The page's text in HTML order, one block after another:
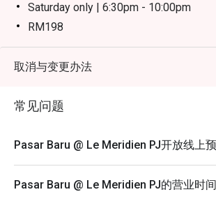
Saturday only | 6:30pm - 10:00pm
RM198
Weekend Dinner Buffet
Sunday only | 6:30pm - 10:00pm
Notes:
above) enjoy a 50% discount.
more details, please contact the
取消与变更办法
常见问题
Pasar Baru @ Le Meridien PJ开放线上
Pasar Baru @ Le Meridien PJ的营业时